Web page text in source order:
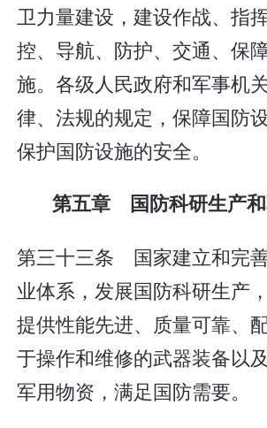
卫力量建设，建设作战、指
控、导航、防护、交通、保
施。各级人民政府和军事机
律、法规的规定，保障国防
保护国防设施的安全。
第五章 国防科研生产
第三十三条 国家建立和完
业体系，发展国防科研生产
提供性能先进、质量可靠、
于操作和维修的武器装备以
军用物资，满足国防需要。